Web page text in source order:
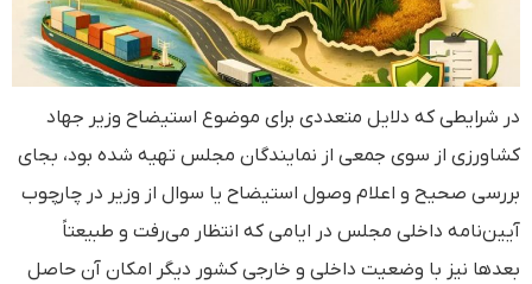
در شرایطی که دلایل متعددی برای موضوع استیضاح وزیر جهاد
کشاورزی از سوی جمعی از نمایندگان مجلس تهیه شده بود، بجای
بررسی صحیح و اعلام وصول استیضاح یا سوال از وزیر در چارچوب
آیین‌نامه داخلی مجلس در ایامی که انتظار می‌رفت و طبیعتاً
بعدها نیز با وضعیت داخلی و خارجی کشور دیگر امکان آن حاصل